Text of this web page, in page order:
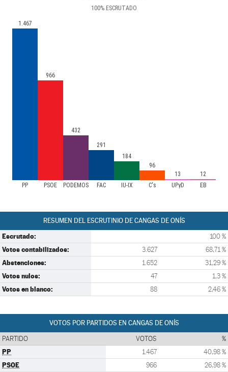
100% ESCRUTADO
PP PSOE PODEMOS FAC IU-IX C's UPyD EB
1.467
966
432
291
184
96
13
12
RESUMEN DEL ESCRUTINIO DE CANGAS DE ONÍS
Escrutado: 100 %
Votos contabilizados: 3.627 68,71 %
Abstenciones: 1.652 31,29 %
Votos nulos: 47 1,3 %
Votos en blanco: 88 2,46 %
VOTOS POR PARTIDOS EN CANGAS DE ONÍS
PARTIDO VOTOS %
PP 1.467 40,98 %
PSOE 966 26,98 %